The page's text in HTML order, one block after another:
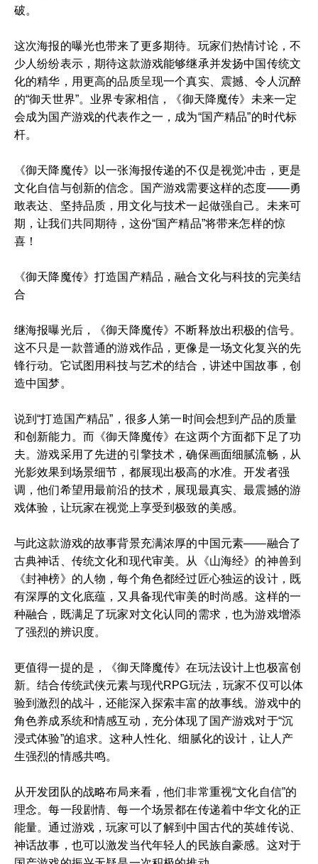
破。
这次海报的曝光也带来了更多期待。玩家们热情讨论，不
少人纷纷表示，期待这款游戏能够继承并发扬中国传统文
化的精华，用更高的品质呈现一个真实、震撼、令人沉醉
的“御天世界”。业界专家相信，《御天降魔传》未来一定
会成为国产游戏的代表作之一，成为“国产精品”的时代标
杆。
《御天降魔传》以一张海报传递的不仅是视觉冲击，更是
文化自信与创新的信念。国产游戏需要这样的态度——勇
敢表达、坚持品质，用文化与技术一起做强自己。未来可
期，让我们共同期待，这份“国产精品”将带来怎样的惊
喜！
《御天降魔传》打造国产精品，融合文化与科技的完美结
合
继海报曝光后，《御天降魔传》不断释放出积极的信号。
这不只是一款普通的游戏作品，更像是一场文化复兴的先
锋行动。它试图用科技与艺术的结合，讲述中国故事，创
造中国梦。
说到“打造国产精品”，很多人第一时间会想到产品的质量
和创新能力。而《御天降魔传》在这两个方面都下足了功
夫。游戏采用了先进的引擎技术，确保画面细腻流畅，从
光影效果到场景细节，都展现出极高的水准。开发者强
调，他们希望用最前沿的技术，展现最真实、最震撼的游
戏体验，让玩家在视觉上享受到极致的美感。
与此这款游戏的故事背景充满浓厚的中国元素——融合了
古典神话、传统文化和现代审美。从《山海经》的神兽到
《封神榜》的人物，每个角色都经过匠心独运的设计，既
有深厚的文化底蕴，又具备现代审美的时尚感。这样的一
种融合，既满足了玩家对文化认同的需求，也为游戏增添
了强烈的辨识度。
更值得一提的是，《御天降魔传》在玩法设计上也极富创
新。结合传统武侠元素与现代RPG玩法，玩家不仅可以体
验到激烈的战斗，还能深入探索丰富的故事线。游戏中的
角色养成系统和情感互动，充分体现了国产游戏对于“沉
浸式体验”的追求。这种人性化、细腻化的设计，让人产
生强烈的情感共鸣。
从开发团队的战略布局来看，他们非常重视“文化自信”的
理念。每一段剧情、每一个场景都在传递着中华文化的正
能量。通过游戏，玩家可以了解到中国古代的英雄传说、
神话故事，也可以激发当代年轻人的民族自豪感。这对于